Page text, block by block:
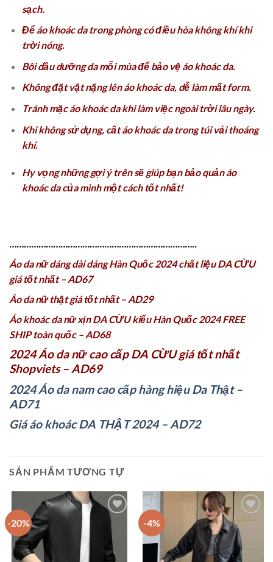
sạch.
Để áo khoác da trong phòng có điều hòa không khí khi
trời nóng.
Bôi dầu dưỡng da mỗi mùa để bảo vệ áo khoác da.
Không đặt vật nặng lên áo khoác da, dễ làm mất form.
Tránh mặc áo khoác da khi làm việc ngoài trời lâu ngày.
Khi không sử dụng, cất áo khoác da trong túi vải thoáng
khí.
Hy vọng những gợi ý trên sẽ giúp bạn bảo quản áo
khoác da của mình một cách tốt nhất!
…………………………………………………………………..
Áo da nữ dáng dài dáng Hàn Quốc 2024 chất liệu DA CỪU
giá tốt nhất – AD67
Áo da nữ thật giá tốt nhất – AD29
Áo khoác da nữ xịn DA CỪU kiểu Hàn Quốc 2024 FREE
SHIP toàn quốc – AD68
2024 Áo da nữ cao cấp DA CỪU giá tốt nhất
Shopviets – AD69
2024 Áo da nam cao cấp hàng hiệu Da Thật –
AD71
Giá áo khoác DA THẬT 2024 – AD72
SẢN PHẨM TƯƠNG TỰ
-20%
Add to
wishlist
-4%
Add to
wishlist